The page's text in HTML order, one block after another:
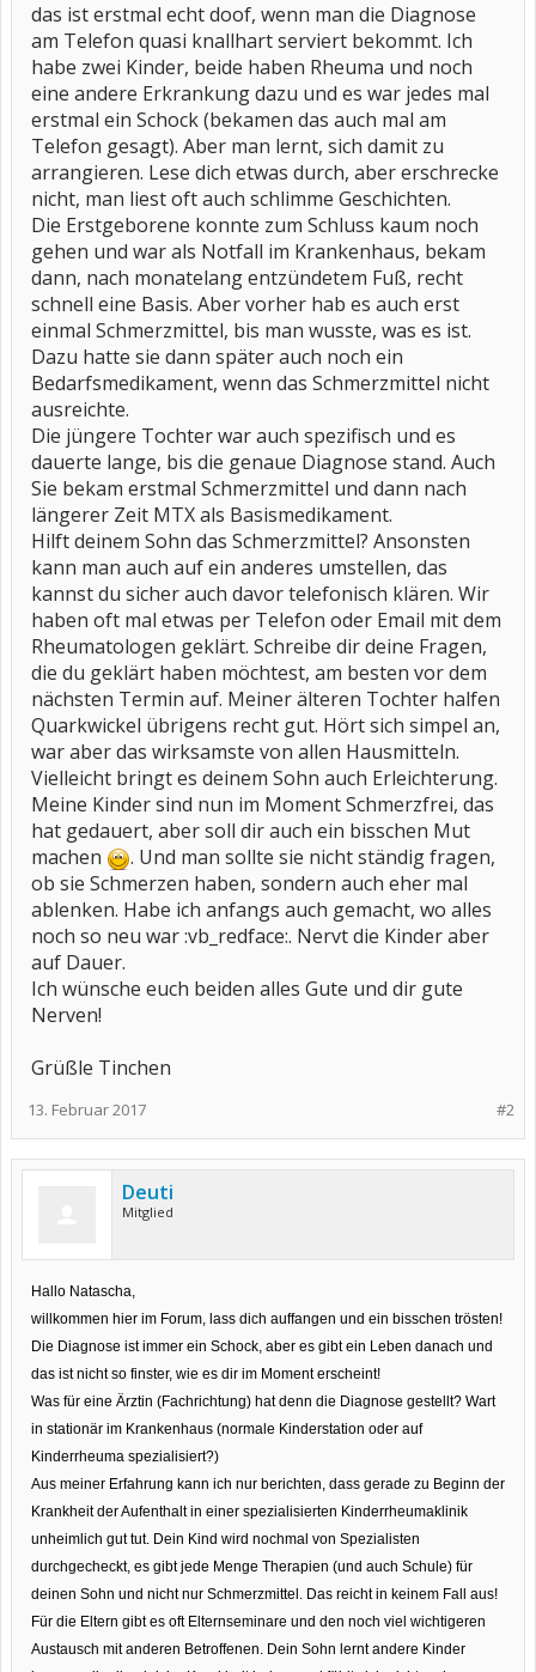
das ist erstmal echt doof, wenn man die Diagnose
am Telefon quasi knallhart serviert bekommt. Ich
habe zwei Kinder, beide haben Rheuma und noch
eine andere Erkrankung dazu und es war jedes mal
erstmal ein Schock (bekamen das auch mal am
Telefon gesagt). Aber man lernt, sich damit zu
arrangieren. Lese dich etwas durch, aber erschrecke
nicht, man liest oft auch schlimme Geschichten.
Die Erstgeborene konnte zum Schluss kaum noch
gehen und war als Notfall im Krankenhaus, bekam
dann, nach monatelang entzündetem Fuß, recht
schnell eine Basis. Aber vorher hab es auch erst
einmal Schmerzmittel, bis man wusste, was es ist.
Dazu hatte sie dann später auch noch ein
Bedarfsmedikament, wenn das Schmerzmittel nicht
ausreichte.
Die jüngere Tochter war auch spezifisch und es
dauerte lange, bis die genaue Diagnose stand. Auch
Sie bekam erstmal Schmerzmittel und dann nach
längerer Zeit MTX als Basismedikament.
Hilft deinem Sohn das Schmerzmittel? Ansonsten
kann man auch auf ein anderes umstellen, das
kannst du sicher auch davor telefonisch klären. Wir
haben oft mal etwas per Telefon oder Email mit dem
Rheumatologen geklärt. Schreibe dir deine Fragen,
die du geklärt haben möchtest, am besten vor dem
nächsten Termin auf. Meiner älteren Tochter halfen
Quarkwickel übrigens recht gut. Hört sich simpel an,
war aber das wirksamste von allen Hausmitteln.
Vielleicht bringt es deinem Sohn auch Erleichterung.
Meine Kinder sind nun im Moment Schmerzfrei, das
hat gedauert, aber soll dir auch ein bisschen Mut
machen
. Und man sollte sie nicht ständig fragen,
ob sie Schmerzen haben, sondern auch eher mal
ablenken. Habe ich anfangs auch gemacht, wo alles
noch so neu war :vb_redface:. Nervt die Kinder aber
auf Dauer.
Ich wünsche euch beiden alles Gute und dir gute
Nerven!
Grüßle Tinchen
#2
13. Februar 2017
Deuti
Mitglied
Hallo Natascha,
willkommen hier im Forum, lass dich auffangen und ein bisschen trösten!
Die Diagnose ist immer ein Schock, aber es gibt ein Leben danach und
das ist nicht so finster, wie es dir im Moment erscheint!
Was für eine Ärztin (Fachrichtung) hat denn die Diagnose gestellt? Wart
in stationär im Krankenhaus (normale Kinderstation oder auf
Kinderrheuma spezialisiert?)
Aus meiner Erfahrung kann ich nur berichten, dass gerade zu Beginn der
Krankheit der Aufenthalt in einer spezialisierten Kinderrheumaklinik
unheimlich gut tut. Dein Kind wird nochmal von Spezialisten
durchgecheckt, es gibt jede Menge Therapien (und auch Schule) für
deinen Sohn und nicht nur Schmerzmittel. Das reicht in keinem Fall aus!
Für die Eltern gibt es oft Elternseminare und den noch viel wichtigeren
Austausch mit anderen Betroffenen. Dein Sohn lernt andere Kinder